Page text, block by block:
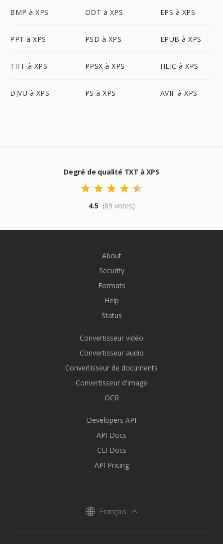
BMP à XPS ODT à XPS EPS à XPS
PPT à XPS PSD à XPS EPUB à XPS
TIFF à XPS PPSX à XPS HEIC à XPS
DJVU à XPS PS à XPS AVIF à XPS
Degré de qualité TXT à XPS
4.5 (89 votes)
About
Security
Formats
Help
Status
Convertisseur vidéo
Convertisseur audio
Convertisseur de documents
Convertisseur d'image
OCR
Developers API
API Docs
CLI Docs
API Pricing
Français